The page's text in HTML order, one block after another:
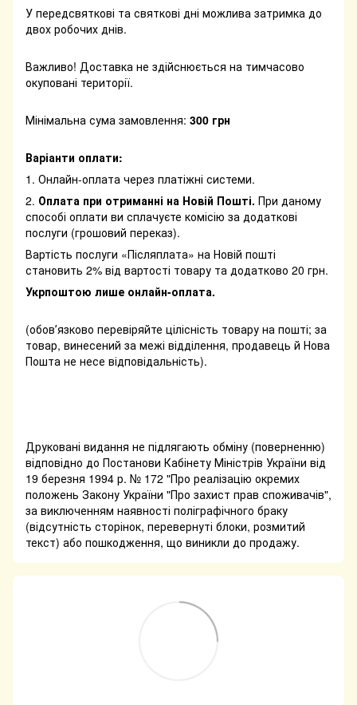
У передсвяткові та святкові дні можлива затримка до
двох робочих днів.
Важливо! Доставка не здійснюється на тимчасово
окуповані території.
Мінімальна сума замовлення: 300 грн
Варіанти оплати:
1. Онлайн-оплата через платіжні системи.
2. Оплата при отриманні на Новій Пошті. При даному
способі оплати ви сплачуєте комісію за додаткові
послуги (грошовий переказ).
Вартість послуги «Післяплата» на Новій пошті
становить 2% від вартості товару та додатково 20 грн.
Укрпоштою лише онлайн-оплата.
(обовʼязково перевіряйте цілісність товару на пошті; за
товар, винесений за межі відділення, продавець й Нова
Пошта не несе відповідальність).
Друковані видання не підлягають обміну (поверненню)
відповідно до Постанови Кабінету Міністрів України від
19 березня 1994 р. № 172 "Про реалізацію окремих
положень Закону України "Про захист прав споживачів",
за виключенням наявності поліграфічного браку
(відсутність сторінок, перевернуті блоки, розмитий
текст) або пошкодження, що виникли до продажу.